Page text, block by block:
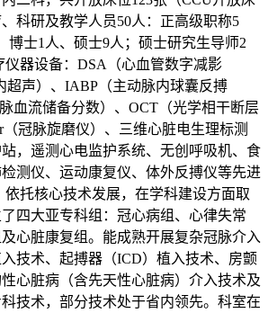
科研及教学人员50人：正高级职称5
博士1人、硕士9人；硕士研究生导师2
仪器设备：DSA（心血管数字减影
超声）、IABP（主动脉内球囊反搏
血流储备分数）、OCT（光学相干断层
（冠脉旋磨仪）、三维心脏电生理标测
，遥测心电监护系统、无创呼吸机、食
测仪、运动康复仪、体外反搏仪等先进
依托核心技术发展，在学科建设方面取
四大亚专科组：冠心病组、心律失常
心脏康复组。能成熟开展复杂冠脉介入
技术、起搏器（ICD）植入技术、房颤
心脏病（含先天性心脏病）介入技术及
技术，部分技术处于省内领先。科室在